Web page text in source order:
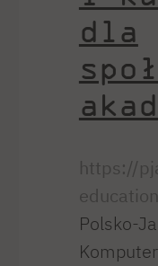
dla
https://
Polsko-